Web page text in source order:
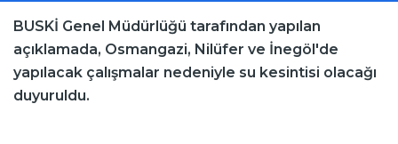
BUSKİ Genel Müdürlüğü tarafından yapılan
açıklamada, Osmangazi, Nilüfer ve İnegöl'de
yapılacak çalışmalar nedeniyle su kesintisi olacağı
duyuruldu.